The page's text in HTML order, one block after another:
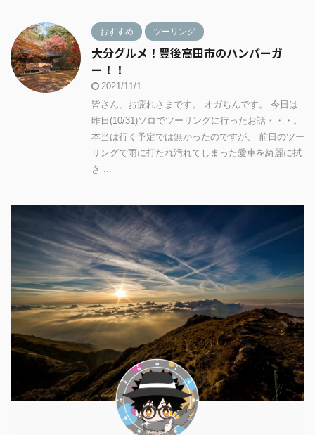
おすすめ ツーリング
大分グルメ！豊後高田市のハンバーガ
ー！！
2021/11/1
皆さん、お疲れさまです。 オガちんです。 今日は
昨日(10/31)ソロでツーリングに行ったお話・・・。
本当は行く予定では無かったのですが、 前日のツー
リングで雨に打たれ汚れてしまった愛車を綺麗に拭
き ...